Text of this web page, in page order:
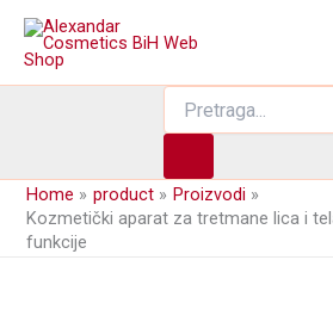
Skip
content
search
Home product
Proizvodi
Kozmetički aparat za tretmane lica i
funkcije